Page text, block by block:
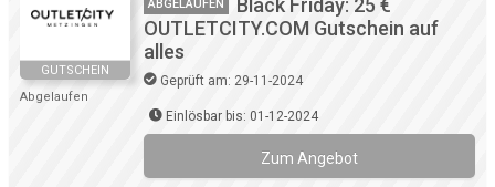
GUTSCHEIN
Abgelaufen
ABGELAUFEN
Black Friday: 25 €
OUTLETCITY.COM Gutschein auf
alles
Geprüft am: 29-11-2024
Einlösbar bis: 01-12-2024
Zum Angebot